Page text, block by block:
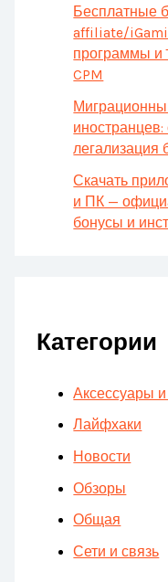
Бесплатные
affiliate/
программы и
CPM
легализация
Скачать
и ПК —
бонусы и
Категории
Аксессуары
Лайфхаки
Новости
Обзоры
Общая
Сети и связь